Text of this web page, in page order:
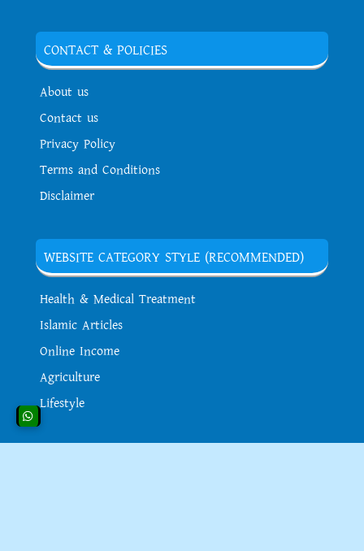
CONTACT & POLICIES
About us
Contact us
Privacy Policy
Terms and Conditions
Disclaimer
WEBSITE CATEGORY STYLE (RECOMMENDED)
Health & Medical Treatment
Islamic Articles
Online Income
Agriculture
Lifestyle